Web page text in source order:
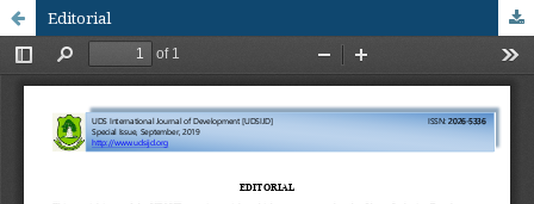
Editorial